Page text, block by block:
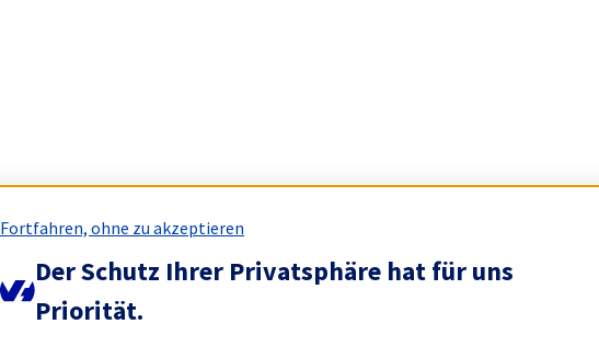
Fortfahren, ohne zu akzeptieren
Der Schutz Ihrer Privatsphäre hat für uns
Priorität.